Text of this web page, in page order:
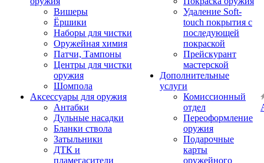
Вишеры
Ёршики
Наборы для чистки
Оружейная химия
Патчи, Тампоны
Центры для чистки
оружия
Шомпола
Аксессуары для оружия
Антабки
Дульные насадки
Бланки ствола
Затыльники
ДТК и
пламегасители
Удаление Soft-
touch покрытия с
последующей
покраской
Прейскурант
мастерской
Дополнительные
услуги
Комиссионный
отдел
Переоформление
оружия
Подарочные
карты
оружейного